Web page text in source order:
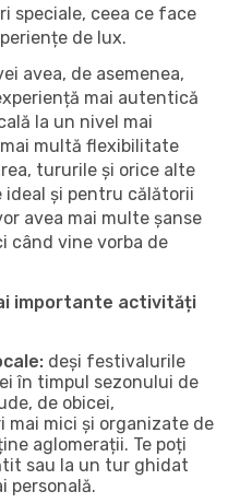
speciale, ceea ce face
de lux.
avea, de asemenea,
mai autentică
la un nivel mai
multă flexibilitate
tururile și orice alte
și pentru călătorii
avea mai multe șanse
când vine vorba de
importante activități
deși festivalurile
în timpul sezonului de
de obicei,
mai mici și organizate de
aglomerații. Te poți
sau la un tur ghidat
personală.